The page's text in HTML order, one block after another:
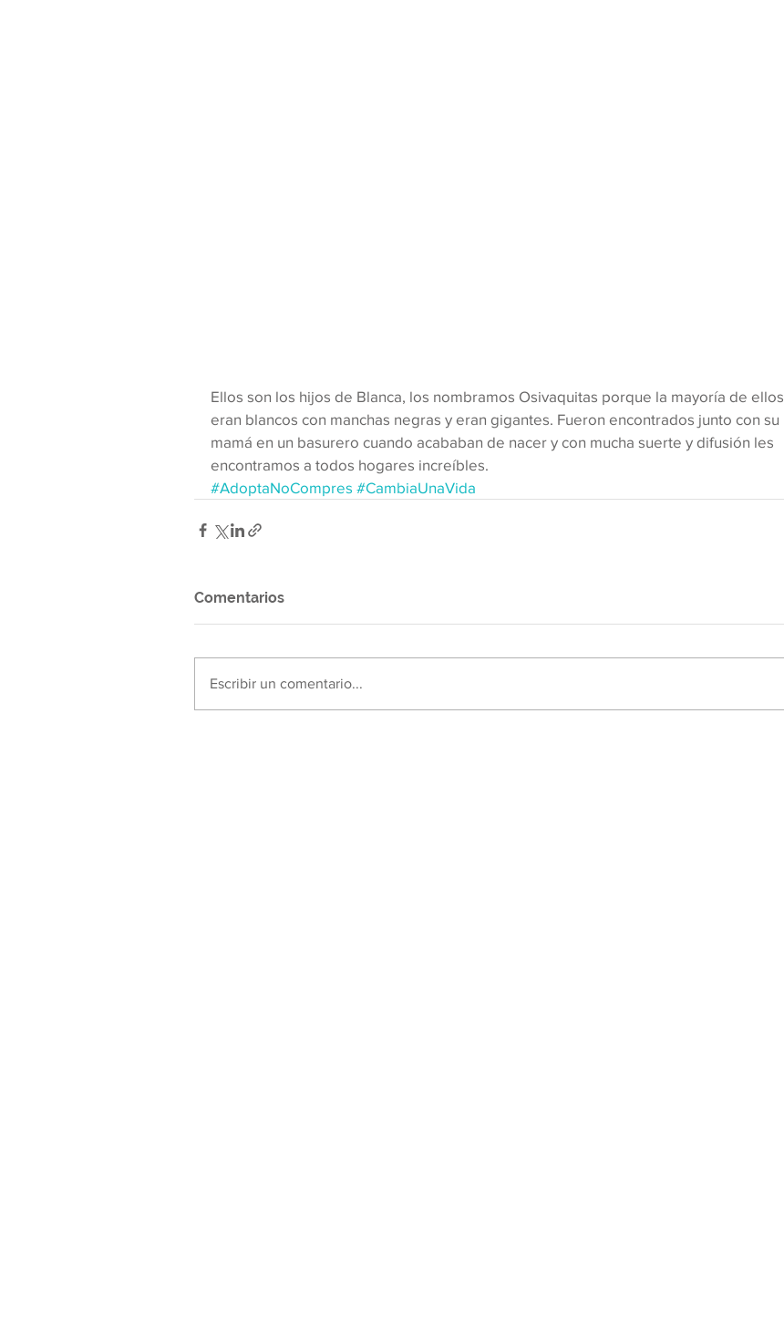
Ellos son los hijos de Blanca, los nombramos Osivaquitas porque la mayoría de ellos
eran blancos con manchas negras y eran gigantes. Fueron encontrados junto con su
mamá en un basurero cuando acababan de nacer y con mucha suerte y difusión les
encontramos a todos hogares increíbles.
#AdoptaNoCompres #CambiaUnaVida
Comentarios
Escribir un comentario...